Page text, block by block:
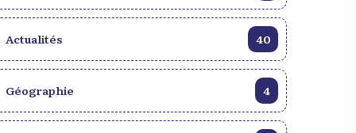
Actualités 40
Géographie 4